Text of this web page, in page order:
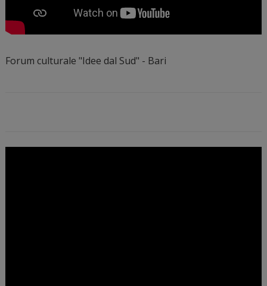
Forum culturale "Idee dal Sud" - Bari